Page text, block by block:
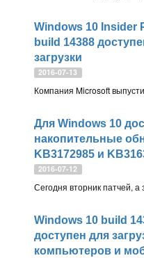
Windows 10 Insider
build 14388
загрузки
2016-07-13
Для Windows 10
накопительные
KB3172985 и
2016-07-12
Windows 10 build
доступен для
компьютеров и